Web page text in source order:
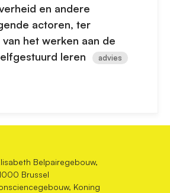
en andere
actoren, ter
het werken aan de
leren
advies
Belpairegebouw,
Brussel
Koning